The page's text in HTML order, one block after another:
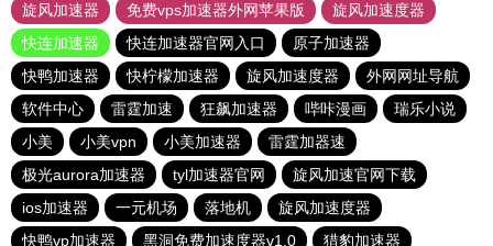
旋风加速器
免费vps加速器外网苹果版
旋风加速度器
快连加速器
快连加速器官网入口
原子加速器
快鸭加速器
快柠檬加速器 旋风加速度器
外网网址导航
软件中心
雷霆加速 狂飙加速器 哔咔漫画
瑞乐小说
小美
小美vpn 小美加速器
雷霆加器速
极光aurora加速器
tyl加速器官网
旋风加速官网下载
ios加速器
一元机场 落地机
旋风加速度器
快鸭vp加速器
黑洞免费加速度器v1.0 猎豹加速器